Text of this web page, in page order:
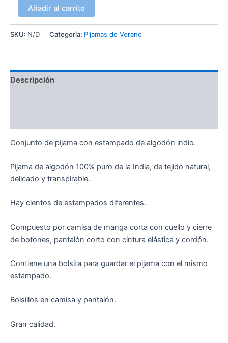
Añadir al carrito
SKU: N/D Categoría: Pijamas de Verano
Descripción
Conjunto de pijama con estampado de algodón indio.
Pijama de algodón 100% puro de la India, de tejido natural,
delicado y transpirable.
Hay cientos de estampados diferentes.
Compuesto por camisa de manga corta con cuello y cierre
de botones, pantalón corto con cintura elástica y cordón.
Contiene una bolsita para guardar el pijama con el mismo
estampado.
Bolsillos en camisa y pantalón.
Gran calidad.